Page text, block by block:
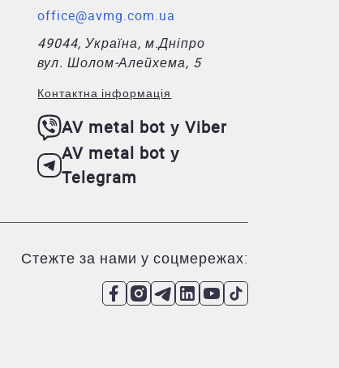
office@avmg.com.ua
49044, Україна, м.Дніпро
вул. Шолом-Алейхема, 5
Контактна інформація
AV metal bot у Viber
AV metal bot у
Telegram
Стежте за нами у соцмережах: